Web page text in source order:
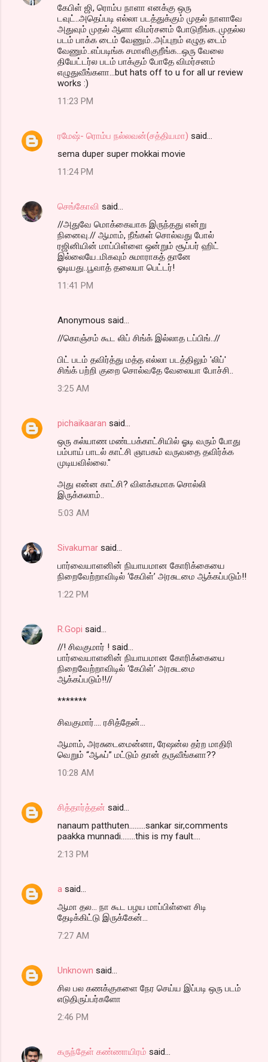
கேபிள் ஜி, ரொம்ப நாளா எனக்கு ஒரு
டவுட்..அதெப்படி எல்லா படத்துக்கும் முதல் நாளாவே
அதுவும் முதல் ஆளா விமர்சனம் போடுறீங்க..முதல்ல
படம் பாக்க டைம் வேணும்..அப்புறம் எழுத டைம்
வேணும்..எப்படிங்க சமாளிகுறீங்க...ஒரு வேலை
தியேட்டர்ல படம் பாக்கும் போதே விமர்சனம்
எழுதுவீங்களா...but hats off to u for all ur review
works :)
11:23 PM
ரமேஷ்- ரொம்ப நல்லவன்(சத்தியமா) said…
sema duper super mokkai movie
11:24 PM
செங்கோவி said…
//அதுவே மொக்கையாக இருந்தது என்று
நினைவு.// ஆமாம், நீங்கள் சொல்வது போல்
ரஜினியின் மாப்பிள்ளை ஒன்றும் சூப்பர் ஹிட்
இல்லையே..மிகவும் சுமாராகத் தானே
ஓடியது..பூவாத் தலையா பெட்டர்!
11:41 PM
Anonymous said…
//கொஞ்சம் கூட லிப் சிங்க் இல்லாத டப்பிங்..//
பிட் படம் தவிர்த்து மத்த எல்லா படத்திலும் 'லிப்'
சிங்க் பற்றி குறை சொல்வதே வேலையா போச்சி..
3:25 AM
pichaikaaran said…
ஒரு கல்யாண மண்டபக்காட்சியில் ஓடி வரும் போது
பம்பாய் பாடல் காட்சி ஞாபகம் வருவதை தவிர்க்க
முடியவில்லை."
அது என்ன காட்சி? விளக்கமாக சொல்லி
இருக்கலாம்..
5:03 AM
Sivakumar said…
பார்வையாளனின் நியாயமான கோரிக்கையை
நிறைவேற்றாவிடில் ‘கேபிள்’ அரசுடமை ஆக்கப்படும்!!
1:22 PM
R.Gopi said…
//! சிவகுமார் ! said...
பார்வையாளனின் நியாயமான கோரிக்கையை
நிறைவேற்றாவிடில் ‘கேபிள்’ அரசுடமை
ஆக்கப்படும்!!//
*******
சிவகுமார்.... ரசித்தேன்...
ஆமாம், அரசுடைமைன்னா, ரேஷன்ல தர்ற மாதிரி
வெறும் “ஆஃப்” மட்டும் தான் தருவீங்களா??
10:28 AM
சித்தார்த்தன் said…
nanaum patthuten.........sankar sir,comments
paakka munnadi........this is my fault....
2:13 PM
a said…
ஆமா தல... நா கூட பழய மாப்பிள்ளை சிடி
தேடிக்கிட்டு இருக்கேன்...
7:27 AM
Unknown said…
சில பல கணக்குகளை நேர செய்ய இப்படி ஒரு படம்
எடுதிருப்பர்களோ
2:46 PM
கருந்தேள் கண்ணாயிரம் said…